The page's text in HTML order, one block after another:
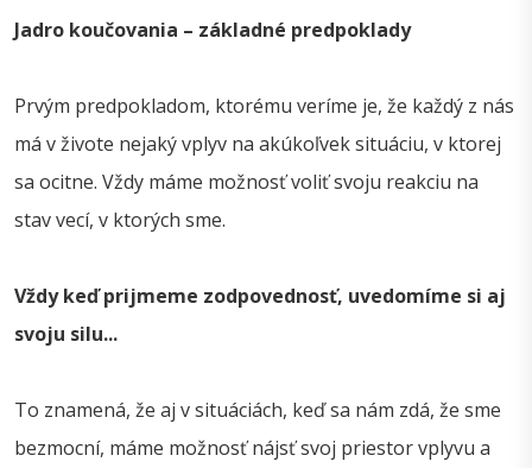
Jadro koučovania – základné predpoklady
Prvým predpokladom, ktorému veríme je, že každý z nás
má v živote nejaký vplyv na akúkoľvek situáciu, v ktorej
sa ocitne. Vždy máme možnosť voliť svoju reakciu na
stav vecí, v ktorých sme.
Vždy keď prijmeme zodpovednosť, uvedomíme si aj
svoju silu...
To znamená, že aj v situáciách, keď sa nám zdá, že sme
bezmocní, máme možnosť nájsť svoj priestor vplyvu a